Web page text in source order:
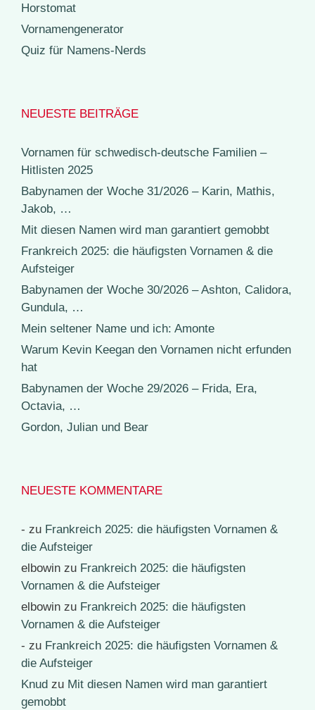
Horstomat
Vornamengenerator
Quiz für Namens-Nerds
NEUESTE BEITRÄGE
Vornamen für schwedisch-deutsche Familien –
Hitlisten 2025
Babynamen der Woche 31/2026 – Karin, Mathis,
Jakob, …
Mit diesen Namen wird man garantiert gemobbt
Frankreich 2025: die häufigsten Vornamen & die
Aufsteiger
Babynamen der Woche 30/2026 – Ashton, Calidora,
Gundula, …
Mein seltener Name und ich: Amonte
Warum Kevin Keegan den Vornamen nicht erfunden
hat
Babynamen der Woche 29/2026 – Frida, Era,
Octavia, …
Gordon, Julian und Bear
NEUESTE KOMMENTARE
- zu Frankreich 2025: die häufigsten Vornamen &
die Aufsteiger
elbowin zu Frankreich 2025: die häufigsten
Vornamen & die Aufsteiger
elbowin zu Frankreich 2025: die häufigsten
Vornamen & die Aufsteiger
- zu Frankreich 2025: die häufigsten Vornamen &
die Aufsteiger
Knud zu Mit diesen Namen wird man garantiert
gemobbt